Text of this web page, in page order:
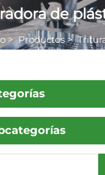
de
>Productos>